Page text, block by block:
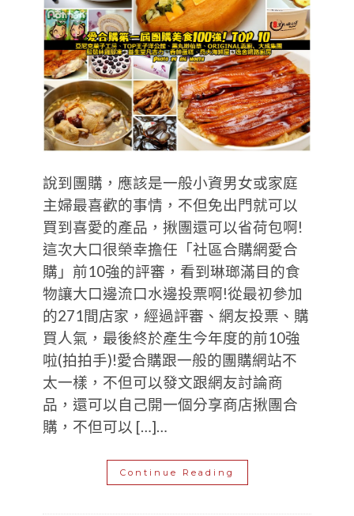
說到團購，應該是一般小資男女或家庭
主婦最喜歡的事情，不但免出門就可以
買到喜愛的產品，揪團還可以省荷包啊!
這次大口很榮幸擔任「社區合購網愛合
購」前10強的評審，看到琳瑯滿目的食
物讓大口邊流口水邊投票啊!從最初參加
的271間店家，經過評審、網友投票、購
買人氣，最後終於產生今年度的前10強
啦(拍拍手)!愛合購跟一般的團購網站不
太一樣，不但可以發文跟網友討論商
品，還可以自己開一個分享商店揪團合
購，不但可以 […]…
Continue Reading